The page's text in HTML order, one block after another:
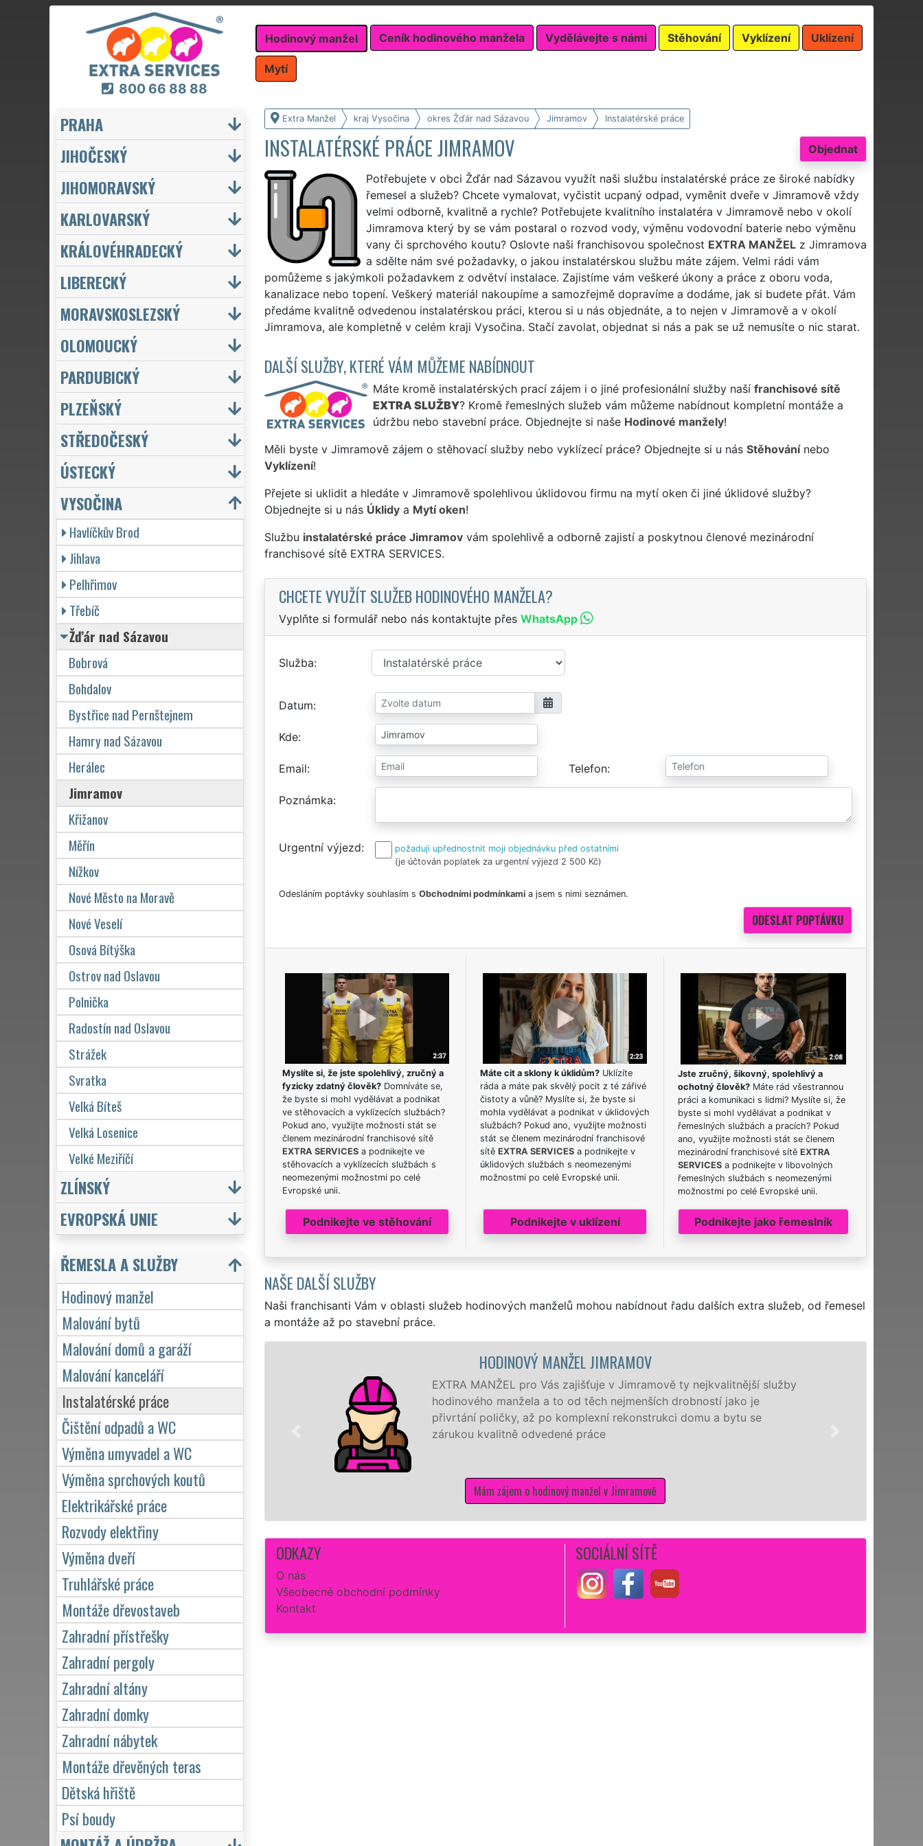
800 66 88 88
Hodinový manžel Ceník hodinového manžela Vydělávejte s námi Stěhování Vyklízení Uklízení
Mytí
Extra Manžel kraj Vysočina okres Žďár nad Sázavou Jimramov Instalatérské práce
Objednat
INSTALATÉRSKÉ PRÁCE JIMRAMOV
Potřebujete v obci Žďár nad Sázavou využít naši službu instalatérské práce ze široké nabídky
řemesel a služeb? Chcete vymalovat, vyčistit ucpaný odpad, vyměnit dveře v Jimramově vždy
velmi odborně, kvalitně a rychle? Potřebujete kvalitního instalatéra v Jimramově nebo v okolí
Jimramova který by se vám postaral o rozvod vody, výměnu vodovodní baterie nebo výměnu
vany či sprchového koutu? Oslovte naši franchisovou společnost EXTRA MANŽELz Jimramova
a sdělte nám své požadavky, o jakou instalatérskou službu máte zájem. Velmi rádi vám
pomůžeme s jakýmkoli požadavkem z odvětví instalace. Zajistíme vám veškeré úkony a práce z oboru voda,
kanalizace nebo topení. Veškerý materiál nakoupíme a samozřejmě dopravíme a dodáme, jak si budete přát. Vám
předáme kvalitně odvedenou instalatérskou práci, kterou si u nás objednáte, a to nejen v Jimramově a v okolí
Jimramova, ale kompletně v celém kraji Vysočina. Stačí zavolat, objednat si nás a pak se už nemusíte o nic starat.
DALŠÍ SLUŽBY, KTERÉ VÁM MŮŽEME NABÍDNOUT
Máte kromě instalatérských prací zájem i o jiné profesionální služby naší franchisové sítě
EXTRA SLUŽBY? Kromě řemeslných služeb vám můžeme nabídnout kompletní montáže a
údržbu nebo stavební práce. Objednejte si naše Hodinové manžely!
Měli byste v Jimramově zájem o stěhovací služby nebo vyklízecí práce? Objednejte si u nás Stěhovánínebo
Vyklízení!
Přejete si uklidit a hledáte v Jimramově spolehlivou úklidovou firmu na mytí oken či jiné úklidové služby?
Objednejte si u nás Úklidya Mytí oken!
Službu instalatérské práce Jimramovvám spolehlivě a odborně zajistí a poskytnou členové mezinárodní
franchisové sítě EXTRA SERVICES.
CHCETE VYUŽÍT SLUŽEB HODINOVÉHO MANŽELA?
Vyplňte si formulář nebo nás kontaktujte přes WhatsApp
Služba
Datum
Kde
Email Telefon
Poznámka
Urgentní výjezd
požaduji upřednostnit moji objednávku před ostatními
(je účtován poplatek za urgentní výjezd 2 500 Kč)
Odesláním poptávky souhlasím s Obchodními podmínkamia jsem s nimi seznámen.
Myslíte si, že jste spolehlivý, zručný a
fyzicky zdatný člověk?Domníváte se,
že byste si mohl vydělávat a podnikat
ve stěhovacích a vyklízecích službách?
Pokud ano, využijte možnosti stát se
členem mezinárodní franchisové sítě
EXTRA SERVICESa podnikejte ve
stěhovacích a vyklízecích službách s
neomezenými možnostmi po celé
Evropské unii.
Podnikejte ve stěhování
Máte cit a sklony k úklidům?Uklízíte
ráda a máte pak skvělý pocit z té zářivé
čistoty a vůně? Myslíte si, že byste si
mohla vydělávat a podnikat v úklidových
službách? Pokud ano, využijte možnosti
stát se členem mezinárodní franchisové
sítě EXTRA SERVICESa podnikejte v
úklidových službách s neomezenými
možnostmi po celé Evropské unii.
Podnikejte v uklízení
Jste zručný, šikovný, spolehlivý a
ochotný člověk? Máte rád všestrannou
práci a komunikaci s lidmi? Myslíte si, že
byste si mohl vydělávat a podnikat v
řemeslných službách a pracích? Pokud
ano, využijte možnosti stát se členem
mezinárodní franchisové sítěEXTRA
SERVICES a podnikejte v libovolných
řemeslných službách s neomezenými
možnostmi po celé Evropské unii.
Podnikejte jako řemeslník
NAŠE DALŠÍ SLUŽBY
Naši franchisanti Vám v oblasti služeb hodinových manželů mohou nabídnout řadu dalších extra služeb, od řemesel
a montáže až po stavební práce.
HODINOVÝ MANŽEL JIMRAMOV
EXTRA MANŽEL pro Vás zajišťuje v Jimramově ty nejkvalitnější služby
hodinového manžela a to od těch nejmenších drobností jako je
přivrtání poličky, až po komplexní rekonstrukci domu a bytu se
zárukou kvalitně odvedené práce
Mám zájem o hodinový manžel v Jimramově
ODKAZY
O nás
Všeobecné obchodní podmínky
Kontakt
SOCIÁLNÍ SÍTĚ
PRAHA
JIHOČESKÝ
JIHOMORAVSKÝ
KARLOVARSKÝ
KRÁLOVÉHRADECKÝ
LIBERECKÝ
MORAVSKOSLEZSKÝ
OLOMOUCKÝ
PARDUBICKÝ
PLZEŇSKÝ
STŘEDOČESKÝ
ÚSTECKÝ
VYSOČINA
Havlíčkův Brod
Jihlava
Pelhřimov
Třebíč
Žďár nad Sázavou
Bobrová
Bohdalov
Bystřice nad Pernštejnem
Hamry nad Sázavou
Herálec
Jimramov
Křižanov
Měřín
Nížkov
Nové Město na Moravě
Nové Veselí
Osová Bítýška
Ostrov nad Oslavou
Polnička
Radostín nad Oslavou
Strážek
Svratka
Velká Bíteš
Velká Losenice
Velké Meziříčí
ZLÍNSKÝ
EVROPSKÁ UNIE
ŘEMESLA A SLUŽBY
Hodinový manžel
Malování bytů
Malování domů a garáží
Malování kanceláří
Instalatérské práce
Čištění odpadů a WC
Výměna umyvadel a WC
Výměna sprchových koutů
Elektrikářské práce
Rozvody elektřiny
Výměna dveří
Truhlářské práce
Montáže dřevostaveb
Zahradní přístřešky
Zahradní pergoly
Zahradní altány
Zahradní domky
Zahradní nábytek
Montáže dřevěných teras
Dětská hřiště
Psí boudy